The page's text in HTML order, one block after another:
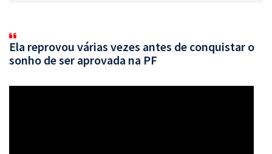
Ela reprovou várias vezes antes de conquistar o
sonho de ser aprovada na PF